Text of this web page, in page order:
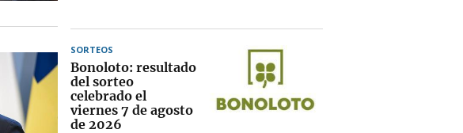
SORTEOS
Bonoloto: resultado
del sorteo
celebrado el
viernes 7 de agosto
de 2026